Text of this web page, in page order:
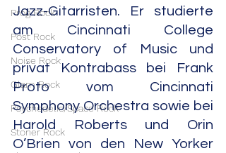
Prog Rock
Post Rock
Noise Rock
Glam Rock
Psychedelic/Space Rock
Stoner Rock
Jazz-Gitarristen. Er studierte
am Cincinnati College
Conservatory of Music und
privat Kontrabass bei Frank
Proto vom Cincinnati
Symphony Orchestra sowie bei
Harold Roberts und Orin
O’Brien von den New Yorker